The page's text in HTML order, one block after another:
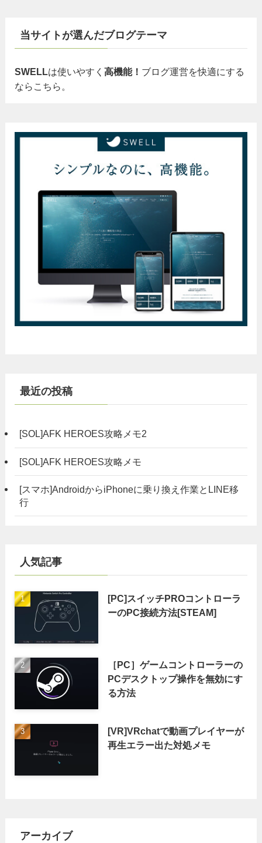
当サイトが選んだブログテーマ
SWELLは使いやすく 高機能！ ブログ運営を快適にする
ならこちら。
最近の投稿
[SOL]AFK HEROES攻略メモ2
[SOL]AFK HEROES攻略メモ
[スマホ]AndroidからiPhoneに乗り換え作業とLINE移
行
人気記事
[PC]スイッチPROコントローラ
ーのPC接続方法[STEAM]
［PC］ゲームコントローラーの
PCデスクトップ操作を無効にす
る方法
[VR]VRchatで動画プレイヤーが
再生エラー出た対処メモ
アーカイブ